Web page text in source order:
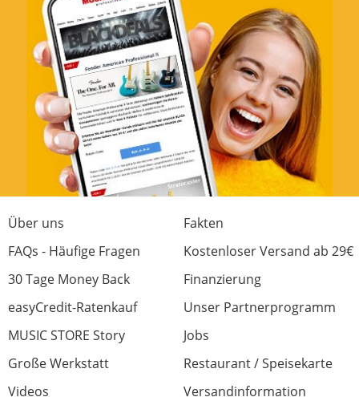
Über uns
Fakten
FAQs - Häufige Fragen
Kostenloser Versand ab 29€
30 Tage Money Back
Finanzierung
easyCredit-Ratenkauf
Unser Partnerprogramm
MUSIC STORE Story
Jobs
Große Werkstatt
Restaurant / Speisekarte
Videos
Versandinformation